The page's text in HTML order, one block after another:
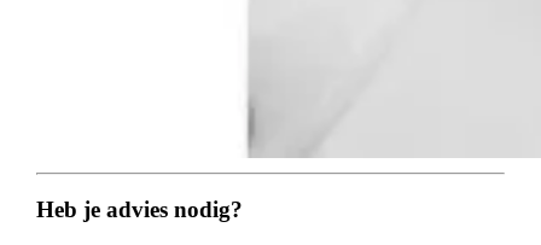
Heb je advies nodig?